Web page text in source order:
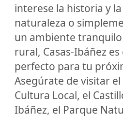
interese la historia y
naturaleza o
un ambiente
rural, Casas-Ibáñez
perfecto para tu
Asegúrate de visitar el
Cultura Local, el
Ibáñez, el Parque